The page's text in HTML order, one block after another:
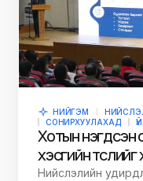
НИЙГЭМ
СОНИРХУУЛАХАД
Хотын нэгдсэн
хэсгийн
Нийслэлийн